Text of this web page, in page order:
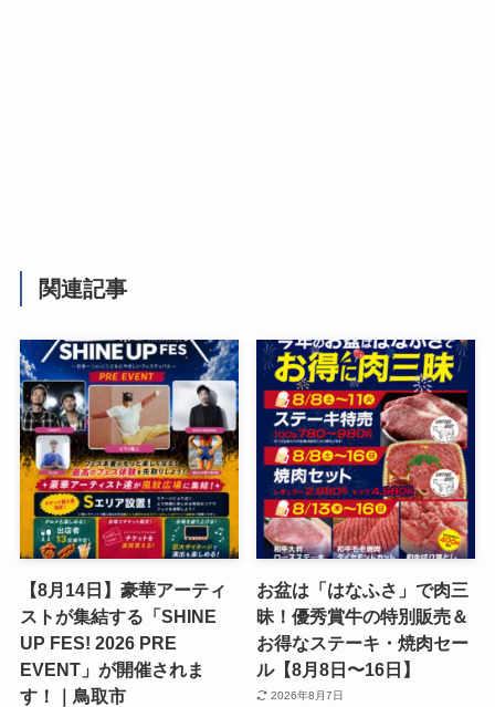
関連記事
【8月14日】豪華アーティ
ストが集結する「SHINE
UP FES! 2026 PRE
EVENT」が開催されま
す！｜鳥取市
お盆は「はなふさ」で肉三
昧！優秀賞牛の特別販売＆
お得なステーキ・焼肉セー
ル【8月8日〜16日】
2026年8月7日